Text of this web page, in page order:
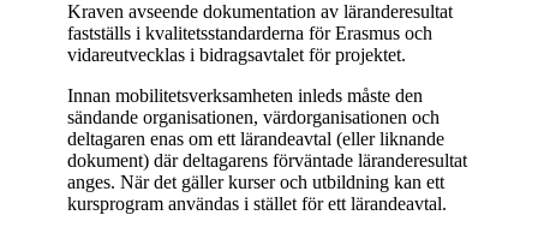
Kraven avseende dokumentation av läranderesultat
fastställs i kvalitetsstandarderna för Erasmus och
vidareutvecklas i bidragsavtalet för projektet.
Innan mobilitetsverksamheten inleds måste den
sändande organisationen, värdorganisationen och
deltagaren enas om ett lärandeavtal (eller liknande
dokument) där deltagarens förväntade läranderesultat
anges. När det gäller kurser och utbildning kan ett
kursprogram användas i stället för ett lärandeavtal.